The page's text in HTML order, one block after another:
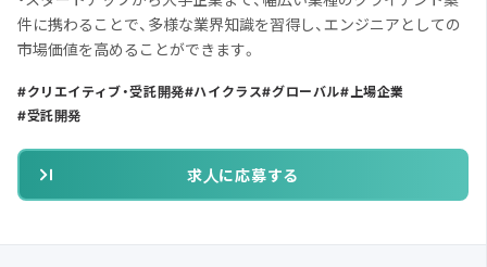
件に携わることで、多様な業界知識を習得し、エンジニアとしての
市場価値を高めることができます。
クリエイティブ・受託開発 ハイクラス グローバル 上場企業
受託開発
求人に応募する